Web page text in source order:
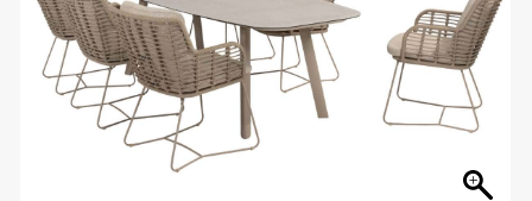
Tuinmeubelwinkel in de buurt